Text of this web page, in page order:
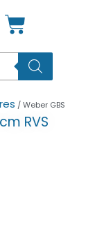
/ Weber GBS
RVS